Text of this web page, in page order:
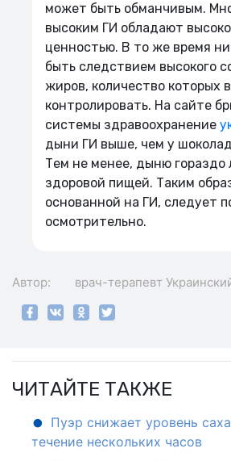
может быть обманчивым.
высоким ГИ обладают
ценностью. В то же время
быть следствием высокого
жиров, количество которых
контролировать. На сайте
системы здравоохранение
дыни ГИ выше, чем у
Тем не менее, дыню гораздо
здоровой пищей. Таким
основанной на ГИ, следует
осмотрительно.
Автор: врач-терапевт
ЧИТАЙТЕ ТАКЖЕ
Пуэр снижает уровень
течение нескольких часов